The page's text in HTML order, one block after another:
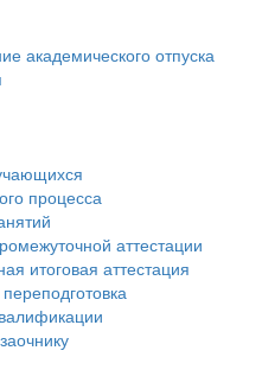
академического отпуска
процесса
аттестации
итоговая аттестация